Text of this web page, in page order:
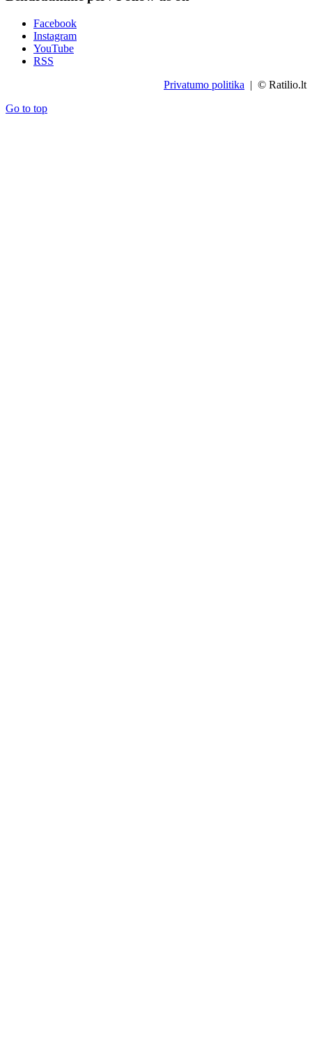
Facebook
Instagram
YouTube
RSS
Privatumo politika | © Ratilio.lt
Go to top